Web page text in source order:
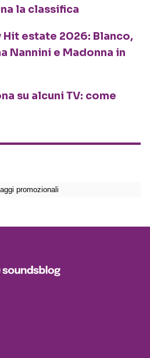
la classifica
Hit estate 2026: Blanco,
Nannini e Madonna in
su alcuni TV: come